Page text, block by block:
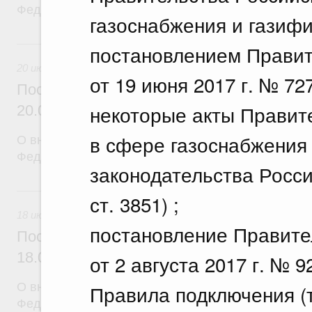
газоснабжения и
постановлением
от 19 июня 2017 г. №
некоторые акты
в сфере
законодательства
ст. 3851) ;
постановление
от 2 августа 2017 г. №
Правила подключения
Федерации от 12 марта 2022 г. № 353
Постановление Правительства
20.07.2026 г. № 915
О внесении изменений в постановление
Федерации от 1 декабря 2021 г. № 2148
Постановление Правительства
18.07.2026 г. № 906
О внесении изменений в постановление
Федерации от 27 апреля 2024 г. № 555